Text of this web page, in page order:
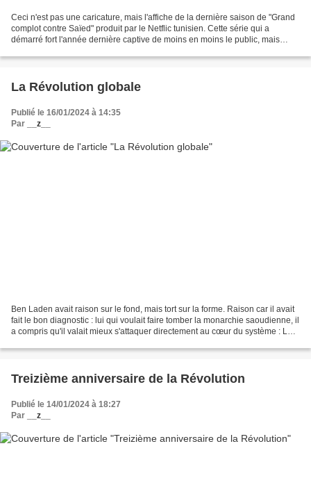
Ceci n'est pas une caricature, mais l'affiche de la dernière saison de "Grand
complot contre Saïed" produit par le Netflic tunisien. Cette série qui a
démarré fort l'année dernière captive de moins en moins le public, mais
La Révolution globale
Publié le 16/01/2024 à 14:35
Par
__z__
Ben Laden avait raison sur le fond, mais tort sur la forme. Raison car il avait
fait le bon diagnostic : lui qui voulait faire tomber la monarchie saoudienne, il
a compris qu'il valait mieux s'attaquer directement au cœur du système : Les
Treizième anniversaire de la Révolution
Publié le 14/01/2024 à 18:27
Par
__z__